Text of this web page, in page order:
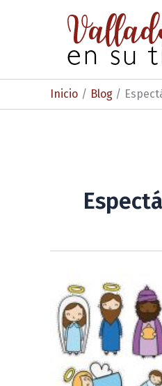
Inicio Blog